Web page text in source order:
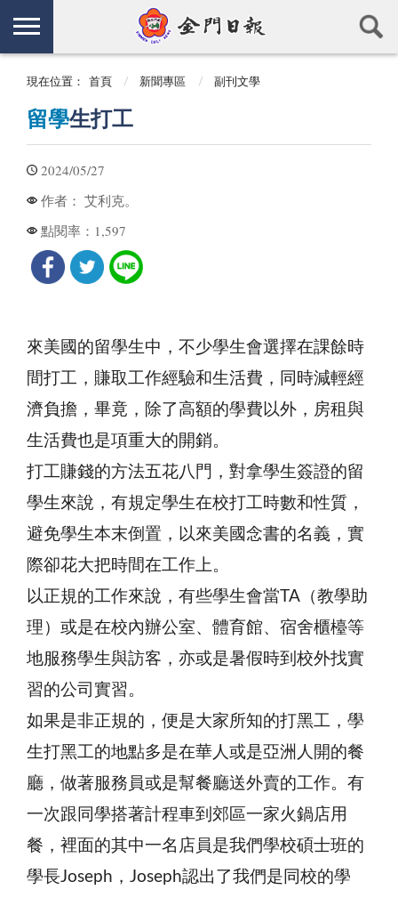
現在位置： 首頁 新聞專區 副刊文學
留學生打工
2024/05/27
作者： 艾利克。
點閱率： 1,597
來美國的留學生中，不少學生會選擇在課餘時
間打工，賺取工作經驗和生活費，同時減輕經
濟負擔，畢竟，除了高額的學費以外，房租與
生活費也是項重大的開銷。
打工賺錢的方法五花八門，對拿學生簽證的留
學生來說，有規定學生在校打工時數和性質，
避免學生本末倒置，以來美國念書的名義，實
際卻花大把時間在工作上。
以正規的工作來說，有些學生會當TA（教學助
理）或是在校內辦公室、體育館、宿舍櫃檯等
地服務學生與訪客，亦或是暑假時到校外找實
習的公司實習。
如果是非正規的，便是大家所知的打黑工，學
生打黑工的地點多是在華人或是亞洲人開的餐
廳，做著服務員或是幫餐廳送外賣的工作。有
一次跟同學搭著計程車到郊區一家火鍋店用
餐，裡面的其中一名店員是我們學校碩士班的
學長Joseph，Joseph認出了我們是同校的學